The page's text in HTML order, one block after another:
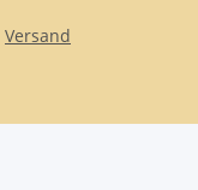
Versand